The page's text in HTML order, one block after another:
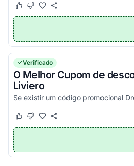
Este cupom funcionou
Este cupom não funcionou
Verificado
O Melhor Cupom de
Liviero
Este cupom funcionou
Este cupom não funcionou